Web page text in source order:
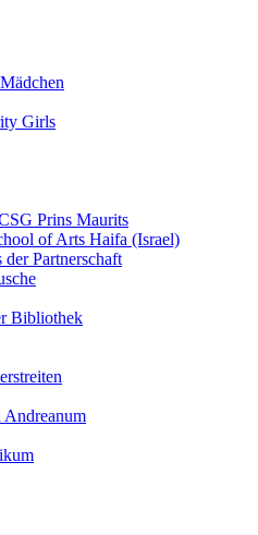
Girls
Prins Maurits
of Arts Haifa (Israel)
der Partnerschaft
Bibliothek
Andreanum